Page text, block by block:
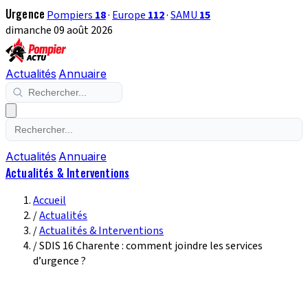
Urgence Pompiers 18· Europe 112·SAMU 15
dimanche 09 août 2026
Actualités Annuaire
Actualités Annuaire
Actualités & Interventions
Accueil
/Actualités
/Actualités & Interventions
/SDIS 16 Charente : comment joindre les services
d’urgence ?